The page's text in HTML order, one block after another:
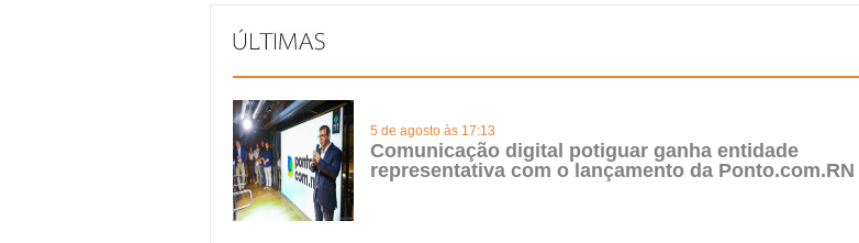
5 de agosto às 17:13
Comunicação digital potiguar ganha entidade
representativa com o lançamento da Ponto.com.RN